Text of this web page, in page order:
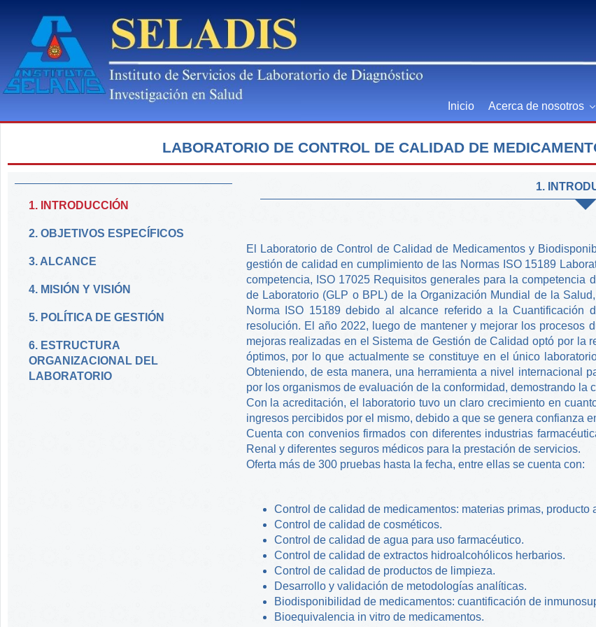
Inicio Acerca de nosotros
LABORATORIO DE CONTROL DE CALIDAD DE
1. INTRODUCCIÓN
2. OBJETIVOS ESPECÍFICOS
3. ALCANCE
4. MISIÓN Y VISIÓN
5. POLÍTICA DE GESTIÓN
6. ESTRUCTURA
ORGANIZACIONAL DEL
LABORATORIO
1.
El Laboratorio de Control de Calidad de Medicamentos y
gestión de calidad en cumplimiento de las Normas ISO 15189
competencia, ISO 17025 Requisitos generales para la
de Laboratorio (GLP o BPL) de la Organización Mundial de la
Norma ISO 15189 debido al alcance referido a la Cuantificación
resolución. El año 2022, luego de mantener y mejorar los
mejoras realizadas en el Sistema de Gestión de Calidad optó por la
óptimos, por lo que actualmente se constituye en el único
Obteniendo, de esta manera, una herramienta a nivel internacional
por los organismos de evaluación de la conformidad, demostrando la
Con la acreditación, el laboratorio tuvo un claro crecimiento en
ingresos percibidos por el mismo, debido a que se genera confianza
Cuenta con convenios firmados con diferentes industrias
Renal y diferentes seguros médicos para la prestación de servicios.
Oferta más de 300 pruebas hasta la fecha, entre ellas se cuenta con:
Control de calidad de medicamentos: materias primas,
Control de calidad de cosméticos.
Control de calidad de agua para uso farmacéutico.
Control de calidad de extractos hidroalcohólicos herbarios.
Control de calidad de productos de limpieza.
Desarrollo y validación de metodologías analíticas.
Biodisponibilidad de medicamentos: cuantificación de
Bioequivalencia in vitro de medicamentos.